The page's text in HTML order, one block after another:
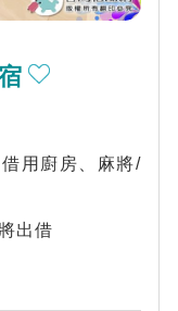
用廚房、麻將/
出借